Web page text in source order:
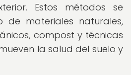
Estos métodos se
de materiales naturales,
compost y técnicas
la salud del suelo y